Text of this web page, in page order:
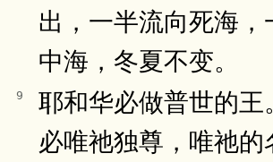
出，一半流向死海
中海，冬夏不变。
9
耶和华必做普世的王
必唯祂独尊，唯祂的